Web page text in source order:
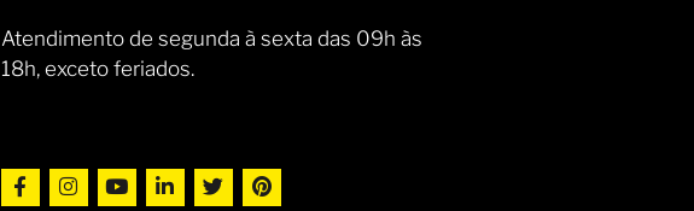
Atendimento de segunda à sexta das 09h às
18h, exceto feriados.